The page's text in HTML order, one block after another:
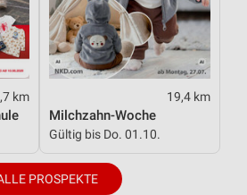
km 19,4 km
Milchzahn-Woche
Gültig bis Do. 01.10.
PROSPEKTE
Daten zur Auswahl von
angeforderten